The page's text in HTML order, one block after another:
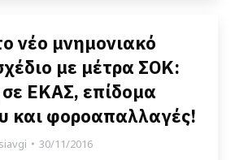
νέο μνημονιακό
με μέτρα ΣΟΚ:
σε ΕΚΑΣ, επίδομα
και φοροαπαλλαγές!
30/11/2016